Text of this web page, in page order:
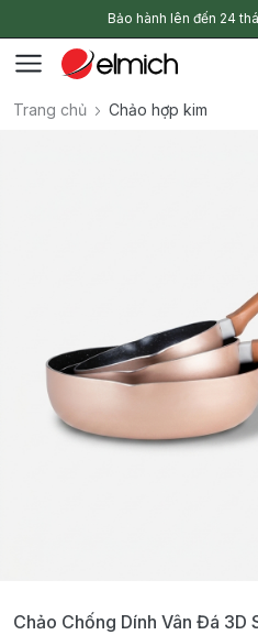
Bảo hành lên đến 24
Trang chủ Chảo hợp kim
Chảo Chống Dính Vân Đá